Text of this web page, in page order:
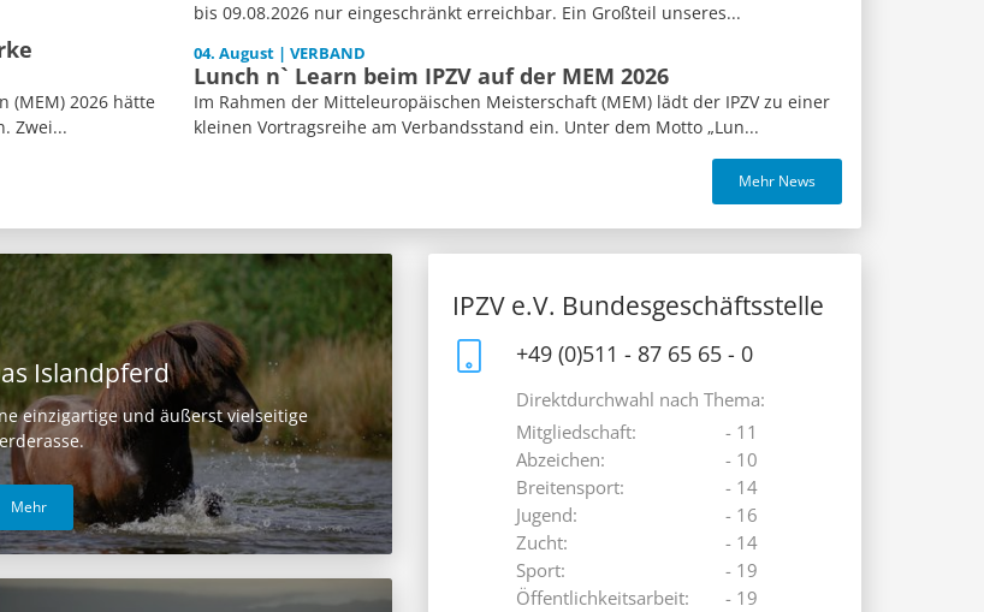
(MEM) 2026 hätte
Zwei...
bis 09.08.2026 nur eingeschränkt erreichbar. Ein Großteil unseres...
04. August | VERBAND
Lunch n` Learn beim IPZV auf der MEM 2026
Im Rahmen der Mitteleuropäischen Meisterschaft (MEM) lädt der IPZV zu einer
kleinen Vortragsreihe am Verbandsstand ein. Unter dem Motto „Lun...
Mehr News
Islandpferd
einzigartige und äußerst vielseitige
Mehr
IPZV e.V. Bundesgeschäftsstelle
+49 (0)511 - 87 65 65 - 0
Direktdurchwahl nach Thema:
Mitgliedschaft:
Abzeichen:
Breitensport:
Jugend:
Zucht:
Sport:
Öffentlichkeitsarbeit:
- 11
- 10
- 14
- 16
- 14
- 19
- 19